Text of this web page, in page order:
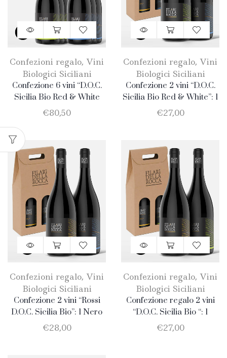
Confezioni regalo, Vini
Biologici Siciliani
Confezione 6 vini “D.O.C.
Sicilia Bio Red & White
BIG”: 3 Catarratto + 3
Nero D’Avola
€80,50
Confezioni regalo, Vini
Biologici Siciliani
Confezione 2 vini “D.O.C.
Sicilia Bio Red & White”: 1
Catarratto + 1 Nero
D’Avola
€27,00
Confezioni regalo, Vini
Biologici Siciliani
Confezione 2 vini “Rossi
D.O.C. Sicilia Bio”: 1 Nero
D’Avola + 1 Merlot
€28,00
Confezioni regalo, Vini
Biologici Siciliani
Confezione regalo 2 vini
“D.O.C. Sicilia Bio “: 1
Catarratto + 1 Merlot
€27,00